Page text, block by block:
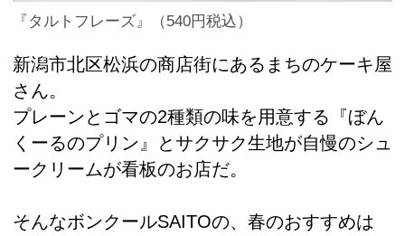
『タルトフレーズ』（540円税込）
新潟市北区松浜の商店街にあるまちのケーキ屋
さん。
プレーンとゴマの2種類の味を用意する『ぼん
くーるのプリン』とサクサク生地が自慢のシュ
ークリームが看板のお店だ。
そんなボンクールSAITOの、春のおすすめは